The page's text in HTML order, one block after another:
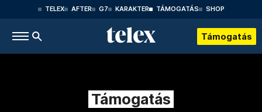
TELEX AFTER G7 KARAKTER TÁMOGATÁS SHOP
Támogatás
Támogatás